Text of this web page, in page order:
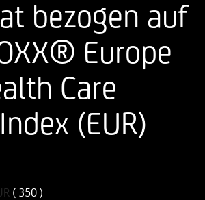
bezogen auf
Europe
Care
(EUR)
( 350 )